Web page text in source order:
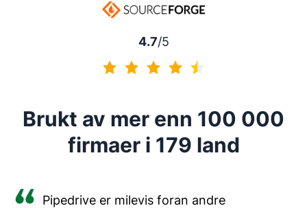
4.7/5
Brukt av mer enn 100 000
firmaer i 179 land
Pipedrive er milevis foran andre